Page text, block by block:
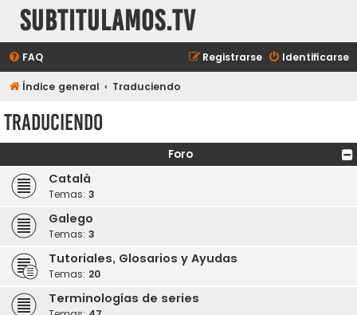
subtitulamos.tv
FAQ Identificarse
Registrarse
Índice general Traduciendo
Traduciendo
Foro
Català
Temas: 3
Galego
Temas: 3
Tutoriales, Glosarios y Ayudas
Temas: 20
Terminologías de series